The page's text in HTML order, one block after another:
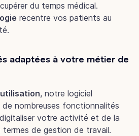
du temps médical.
recentre vos patients au
adaptées à votre métier de
, notre logiciel
nombreuses fonctionnalités
votre activité et de la
termes de gestion de travail.